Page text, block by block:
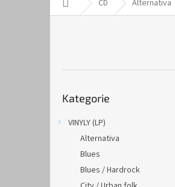
Domů CD Alternativa
kategorie
Kategorie
VINYLY (LP)
Alternativa
Blues
Blues / Hardrock